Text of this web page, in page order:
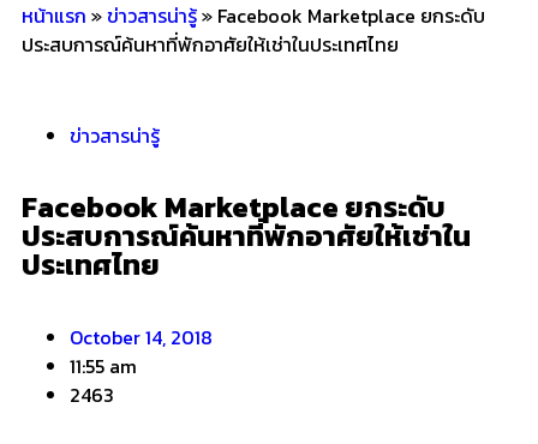
หน้าแรก »ข่าวสารน่ารู้» Facebook Marketplace ยกระดับ
ประสบการณ์ค้นหาที่พักอาศัยให้เช่าในประเทศไทย
ข่าวสารน่ารู้
Facebook Marketplace ยกระดับ
ประสบการณ์ค้นหาที่พักอาศัยให้เช่าใน
ประเทศไทย
October 14, 2018
11:55 am
2463